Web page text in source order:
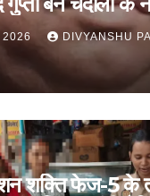
2026 DIVYANSHU
शक्ति फेज-5 के